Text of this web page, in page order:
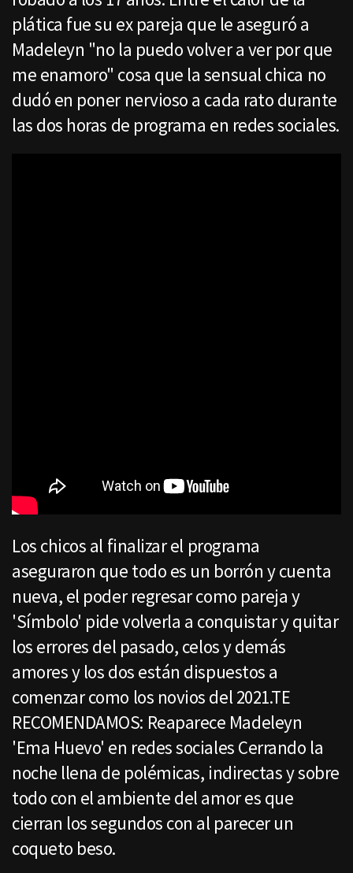
plática fue su ex pareja que le aseguró a
Madeleyn "no la puedo volver a ver por que
me enamoro" cosa que la sensual chica no
dudó en poner nervioso a cada rato durante
las dos horas de programa en redes sociales.
Los chicos al finalizar el programa
aseguraron que todo es un borrón y cuenta
nueva, el poder regresar como pareja y
'Símbolo' pide volverla a conquistar y quitar
los errores del pasado, celos y demás
amores y los dos están dispuestos a
comenzar como los novios del 2021.TE
RECOMENDAMOS: Reaparece Madeleyn
'Ema Huevo' en redes sociales Cerrando la
noche llena de polémicas, indirectas y sobre
todo con el ambiente del amor es que
cierran los segundos con al parecer un
coqueto beso.